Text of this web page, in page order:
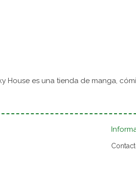
House es una tienda de manga,